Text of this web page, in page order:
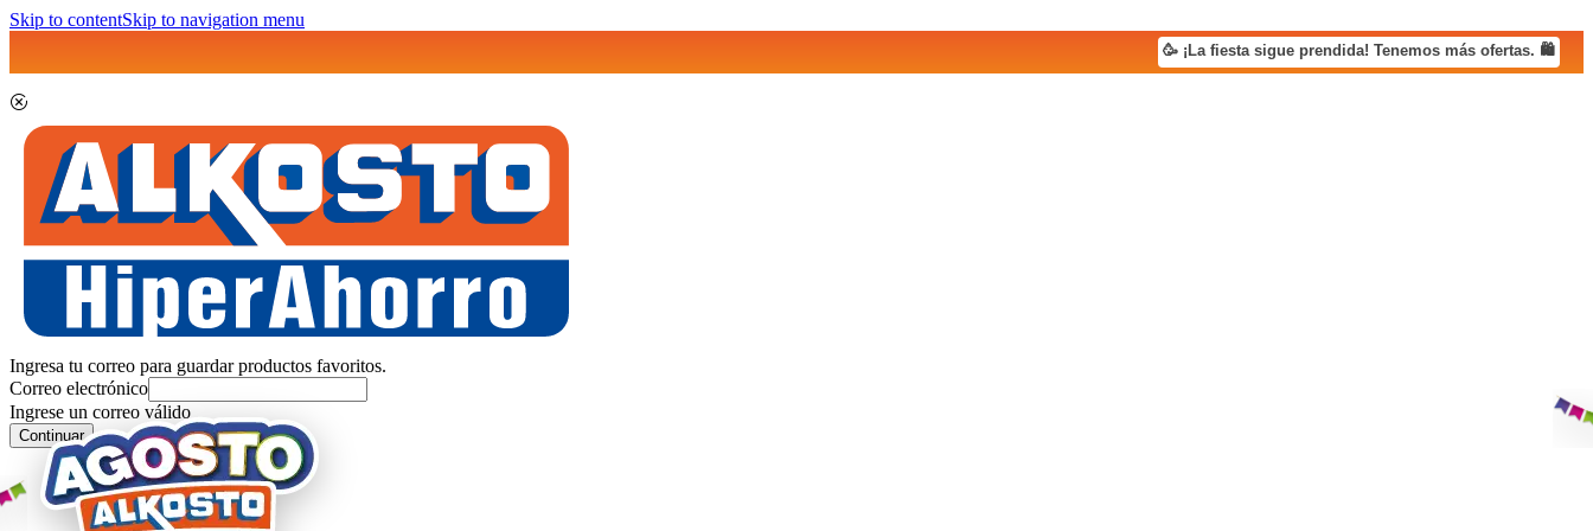
Skip to contentSkip to navigation menu
🥳 ¡La fiesta sigue prendida! Tenemos más ofertas. 🛍️
Ingresa tu correo para guardar productos favoritos.
Correo electrónico
Ingrese un correo válido
Continuar